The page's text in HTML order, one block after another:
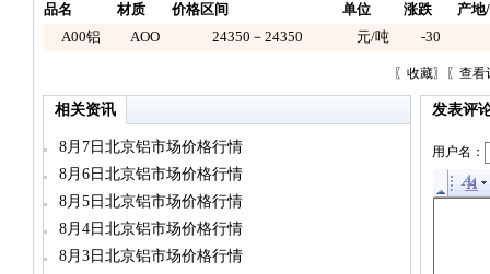
品名 材质 价格区间 单位 涨跌
产地
A00铝
AOO 24350－24350 元/吨 -30
〖 收藏〗〖 查看
相关资讯
8月7日北京铝市场价格行情
8月6日北京铝市场价格行情
8月5日北京铝市场价格行情
8月4日北京铝市场价格行情
8月3日北京铝市场价格行情
发表评
用户名：